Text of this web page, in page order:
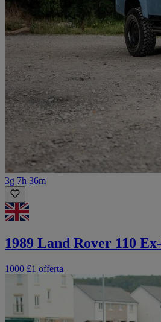
3g 7h 36m
1989 Land Rover 110
1000 £1 offerta